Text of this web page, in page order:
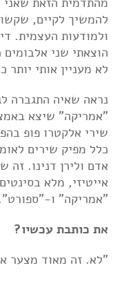
להמשיך לקיים,
הוצאתי שני
לא מעניין אותי יותר
נראה שאיה התגברה
שירי אלקטרו פופ
כלל מפיק שירים
אדם ולירן דנינו.
אייטיזי, מלא
"אמריקה" ו-
את כותבת עכשיו?
"לא. זה מאוד מצער